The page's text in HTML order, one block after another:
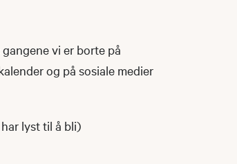
vi er borte på
og på sosiale medier
lyst til å bli)